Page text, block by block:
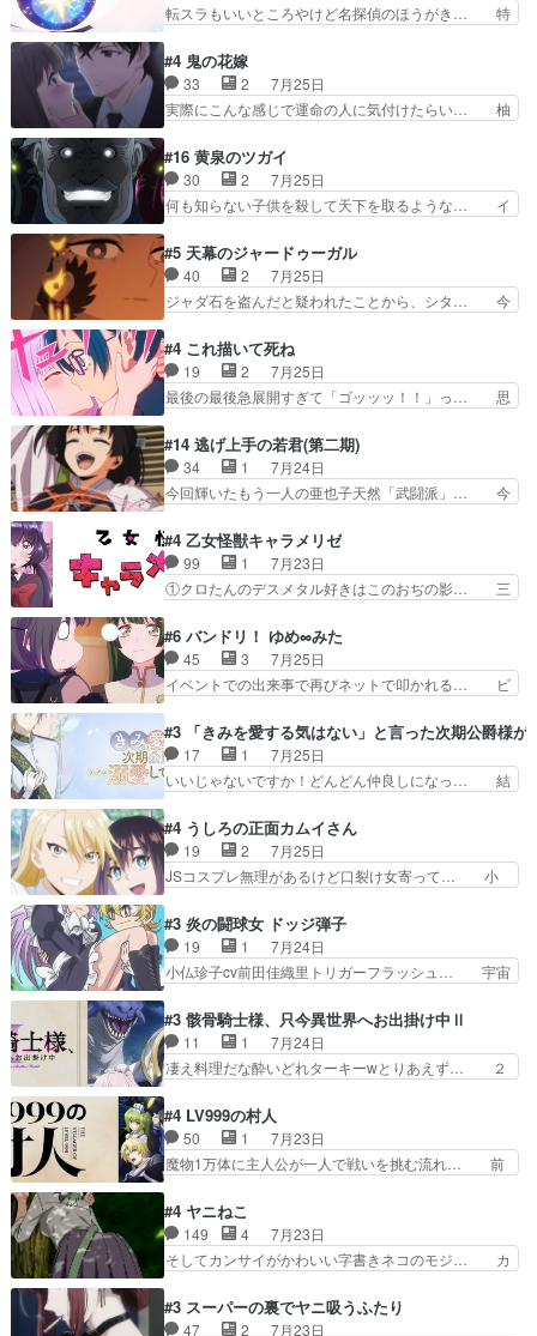
で散歩させてたのか(*…
んの手品回であり水着回ね。瑞佳ち… 売り上げが
タ教育のせいで瑞佳がヒモカス… 伊万里ちゃんの
人前での苦手意識を抱えなが… 第４話をｄアニメ
ストアで視聴しました。視…
転スラもいいところやけど名探偵のほうがき… 特
なはプリキュア仲間には自分が未来から… の活
躍、敵を圧倒ってのはおおよその流れだ… キュア
エクレール初変身＆初戦闘。プリキュ… キュアエ
クレールは強いが力を制御できない… キュアエク
ッコロで始まってちょっ… バカおもろいやん
www実質まどマギやんけ… しかも実質的にエク
レールが倒したビルであ…
#4 鬼の花嫁
33 2
7月25日
実際にこんな感じで運命の人に気付けたらい… 柚
の花嫁は一見すると甘い夢、理想の天国… 玲夜さ
んのご両親の登場ですこの世に数多い… 玲夜のお
父さんが石田彰だったことに驚きを… 主人公自分
の立場わかって無さすぎやしまた… ヨミツガと
子にも優しいし可愛いしこの… ユキノさんから玲
夜の父親の話で、そのイメ… あやかしの頂点に立
つ鬼龍院家の現当主が息…
#16 黄泉のツガイ
30 2
7月25日
何も知らない子供を殺して天下を取るような… イ
いバトル回の最後に、予想外の引きシン… これっ
て作者が描きたいのは"ユルの物語"… デラさんの
秘密がちょっとわかった回、正直… 左さんと刀持
ちさんが対決♪あとどこぞのじ… 何処も彼処も言
く動いていてずっと胸が熱… 同時視聴｜
DaemonsRealm｜リア… これまで騙していた東
村を捨てて新郷家に来…
#5 天幕のジャードゥーガル
40 2
7月25日
ジャダ石を盗んだと疑われたことから、シタ… 今
ぶややこしいことになってたオープニン… テンポ
も良いし毎話良いところで引くから全… 盟友ドレ
ゲネ后との出会い。次週のドレゲネ… さて、登場
人物多いけどついていけるのか私… 今回は遂にド
んがめっちゃ可愛かったなド… まさかの展開にめ
ちゃくちゃテンション上が… チャガタイの所へ密
偵に行ったはずがドレゲ…
#4 これ描いて死ね
19 2
7月25日
最後の最後急展開すぎて「ゴッッッ！！」っ… 思
は泣かなかった！漫画描きのハウツー回… この作
品はこういうのをズバッとキメるの上… 藤子不二
雄に親しんだ人にはとてもフィット… 赤福のヌル
ヌルした動きとかネームを褒めら… 漫研が気にな
から新たな仲間まで。本作品… 今回エンディング
テーマが流れるのが早い（… この作品の世界に
も、一応デジタルという概…
#14 逃げ上手の若君(第二期)
34 1
7月24日
今回輝いたもう一人の亜也子天然「武闘派」… 今
逃れすら逃げ上手亜也子のアシストに支… そう
か、亜也子もまだ9歳なのか‥ときゆき… 「亜也
子のドキドキ・大作戦！・長寿丸を一… 目玉と耳
を相手に言葉で繰り広げる戰もノラ… 時代設定ど
からのいらすとやは草だった。… 今回は亜也子回
でしたね頼もしさと乙女らし… 貞宗、キモいギョ
ロ目としか思ってなかった…
#4 乙女怪獣キャラメリゼ
99 1
7月23日
①クロたんのデスメタル好きはこのおぢの影… 三
か好きになれんキャラだなぁ作品もイン… 相変わ
らず生物学者には見えないわね響野君… 正体を知
らないのにどちりも肯定してくれた… 黒絵がハル
ゴンになっても、南を助けて大事… OPにデスボ
心を許す、母の友達である光… 黒絵の可愛さレベ
ルが止まらない。南くんと… 黒絵の母とのやり取
りでエヴァの加持さん思…
#6 バンドリ！ ゆめ∞みた
45 3
7月25日
イベントでの出来事で再びネットで叩かれる… ビ
ラがまじで何がしたいかわからん！先生… 陰キャ
の間合いにスルっと入ってきて相手の… ビオラが
都子さんを籠絡しに来ててやばいぞ… マネージャ
ー現実版初登場！バレーボールに… 藻掻きながら
で相手の緊張を解く相手の共… たまったアニメ
50本だってｗ今日も帰った… マネージャー実在
した大逆風のハズなのに全…
#3 「きみを愛する気はない」と言った次期公爵様が
17 1
7月25日
いいじゃないですか！どんどん仲良しになっ… 結
の恋愛系で1番これが好き。愛する気は… 今晩
は、2130頃からシンデレラガールズ… 公爵の妻
なのに着てる洋服がシンプル。テー… まあ、これ
は見なくていいな。むしろ判断が… 自分でも気づ
ぜかヒロイン化していますデ… 【今夜のアニメA
は…】前向き没落令嬢×こ… 「ぼやっとしてたら
菜園の領地の外まで開墾…
#4 うしろの正面カムイさん
19 2
7月25日
JSコスプレ無理があるけど口裂け女寄って… 小
カちゃんがヤバすぎてボキキしそう(ぇ… 口裂け
女って人を襲うって知らなかった…ポ… そのスタ
イルで小学生ファッションは口裂け… 相変わら
ず、尺の都合なのか原作漫画の細か… 除霊士カム
昭和キッズを恐怖のどん底へ突… 現代で有名な口
裂け女登場！お市ちゃん、ポ… ろくろ首の除霊シ
ーン「悪霊退散」のパチン…
#3 炎の闘球女 ドッジ弾子
19 1
7月24日
小仏珍子cv前田佳織里トリガーフラッシュ… 宇宙
いたぶってるのか！？Cパートで懐か… 普通にド
ッジが激アツ。いや羽仁衣が初めて… 優谷優の声
優に「ちんこ」って言わせてて興… 珍子ちゃ
ん………！！！！？！先週に引き続… これは意図
限ったことでなく、最近のアニ… 東山朱莉
（AkariHIGASHIYAM… こんなに可憐で可愛い泣
き虫メイドが僅か3…
#3 骸骨騎士様、只今異世界へお出掛け中Ⅱ
11 1
7月24日
凄え料理だな酔いどれターキーwとりあえず… ２
いの良いお兄ちゃん！！現場も楽しかっ… 第３話
をｄアニメストアで視聴しました。視… ローデン
王国ホーバン領を訪れたアーク一行… 1期に引き
続き２期にも出演させていただけ… 1期の頃から
題解決特筆する事は無いが、… 今週もありがとう
ございます耳がヒクヒクな… 時計台に登ってるの
見ると挟まれないか心配…
#4 LV999の村人
50 1
7月23日
魔物1万体に主人公が一人で戦いを挑む流れ… 前
を魔物と人間に殺された鏡の生い立ち。… 勇者た
ちを信じてアリスを預ける、鏡を信じ… 勇者パー
ティが仲間になった！？会話が通じ… 鏡の過去、
辛すぎて胸が苦しくなりました…… 最初、勇者パ
コちゃんの性別が間違えられ… 鏡の両親がモンス
#4 ヤニねこ
149 4
7月23日
そしてカンサイがかわいい字書きネコのモジ… カ
は『ちんこ』によってリミッターが外れ… 今回は
汚い要素あまりなく普通にギャグアニ… あとアイ
#3 スーパーの裏でヤニ吸うふたり
47 2
7月23日